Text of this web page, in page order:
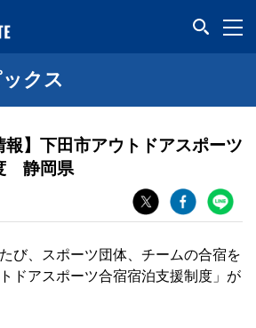
クス
報】下田市アウトドアスポーツ
静岡県
び、スポーツ団体、チームの合宿を
ドアスポーツ合宿宿泊支援制度」が